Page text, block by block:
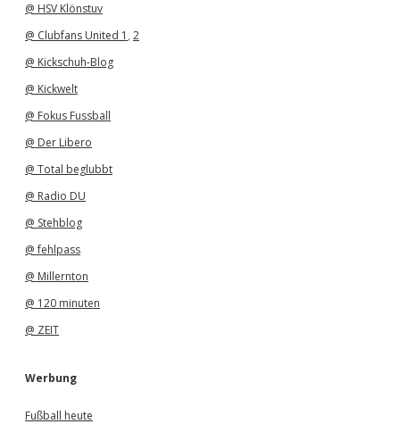
@ HSV Klönstuv
@ Clubfans United 1 , 2
@ Kickschuh-Blog
@ Kickwelt
@ Fokus Fussball
@ Der Libero
@ Total beglubbt
@ Radio DU
@ Stehblog
@ fehlpass
@ Millernton
@ 120 minuten
@ ZEIT
Werbung
Fußball heute